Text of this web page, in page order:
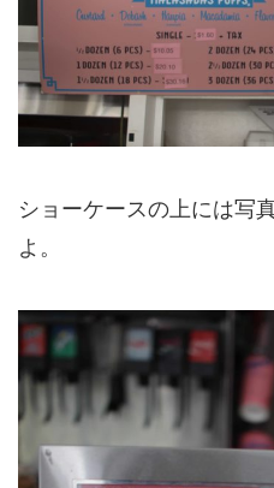
ショーケースの上には写
よ。